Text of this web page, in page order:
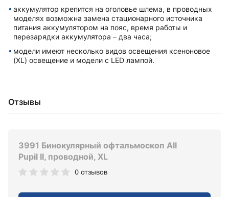
аккумулятор крепится на оголовье шлема, в проводных
моделях возможна замена стационарного источника
питания аккумулятором на пояс, время работы и
перезарядки аккумулятора – два часа;
модели имеют несколько видов освещения ксеноновое
(XL) освещение и модели с LED лампой.
Отзывы
3991 Бинокулярный офтальмоскоп All
Pupil II, проводной, XL
0 отзывов